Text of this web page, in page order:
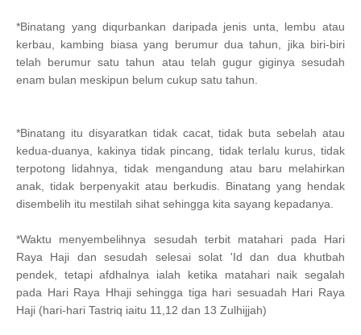
*Binatang yang diqurbankan daripada jenis unta, lembu atau
kerbau, kambing biasa yang berumur dua tahun, jika biri-biri
telah berumur satu tahun atau telah gugur giginya sesudah
enam bulan meskipun belum cukup satu tahun.
*Binatang itu disyaratkan tidak cacat, tidak buta sebelah atau
kedua-duanya, kakinya tidak pincang, tidak terlalu kurus, tidak
terpotong lidahnya, tidak mengandung atau baru melahirkan
anak, tidak berpenyakit atau berkudis. Binatang yang hendak
disembelih itu mestilah sihat sehingga kita sayang kepadanya.
*Waktu menyembelihnya sesudah terbit matahari pada Hari
Raya Haji dan sesudah selesai solat 'Id dan dua khutbah
pendek, tetapi afdhalnya ialah ketika matahari naik segalah
pada Hari Raya Hhaji sehingga tiga hari sesuadah Hari Raya
Haji (hari-hari Tastriq iaitu 11,12 dan 13 Zulhijjah)